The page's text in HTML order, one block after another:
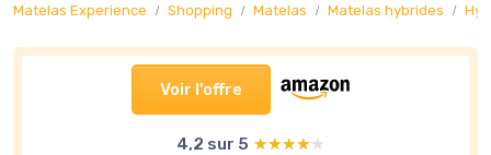
Matelas Experience Shopping Matelas Matelas hybrides
Voir l'offre
4,2 sur 5 ★★★★★
★★★★★